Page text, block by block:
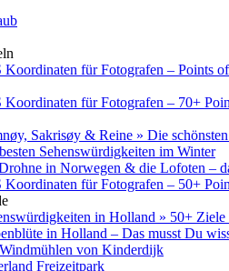
Koordinaten für Fotografen – Points
Koordinaten für Fotografen – 70+
Sakrisøy & Reine » Die
Sehenswürdigkeiten im Winter
in Norwegen & die Lofoten –
Koordinaten für Fotografen – 50+
in Holland » 50+ Ziele
in Holland – Das musst Du
von Kinderdijk
Freizeitpark